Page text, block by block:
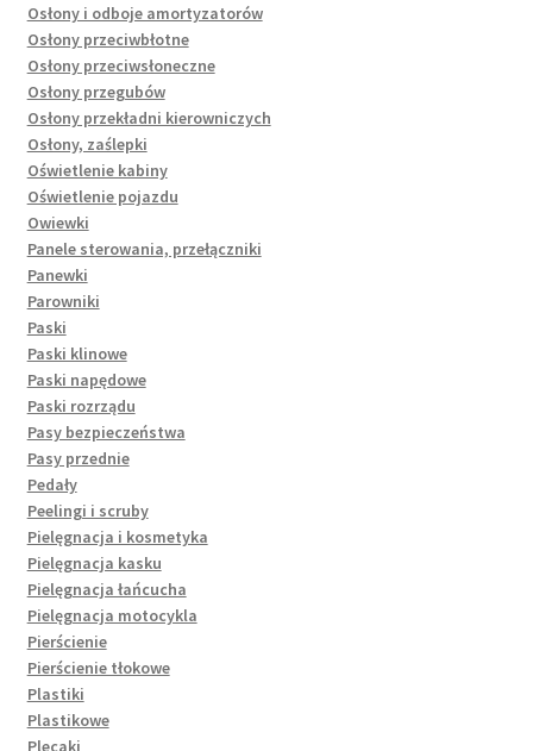
Osłony i odboje amortyzatorów
Osłony przeciwbłotne
Osłony przeciwsłoneczne
Osłony przegubów
Osłony przekładni kierowniczych
Osłony, zaślepki
Oświetlenie kabiny
Oświetlenie pojazdu
Owiewki
Panele sterowania, przełączniki
Panewki
Parowniki
Paski
Paski klinowe
Paski napędowe
Paski rozrządu
Pasy bezpieczeństwa
Pasy przednie
Pedały
Peelingi i scruby
Pielęgnacja i kosmetyka
Pielęgnacja kasku
Pielęgnacja łańcucha
Pielęgnacja motocykla
Pierścienie
Pierścienie tłokowe
Plastiki
Plastikowe
Plecaki